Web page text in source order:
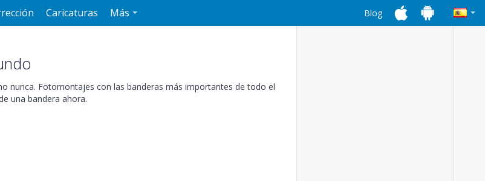
Caricaturas Más Blog
nunca. Fotomontajes con las banderas más importantes de todo el
una bandera ahora.